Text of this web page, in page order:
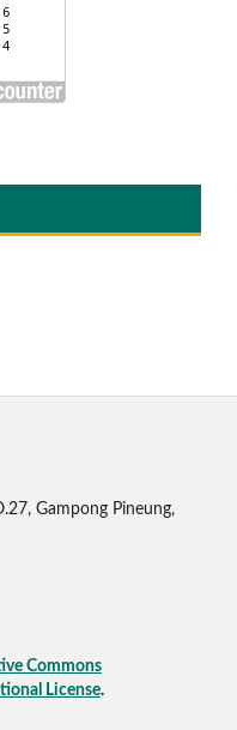
Gampong Pineung,
Commons
License.